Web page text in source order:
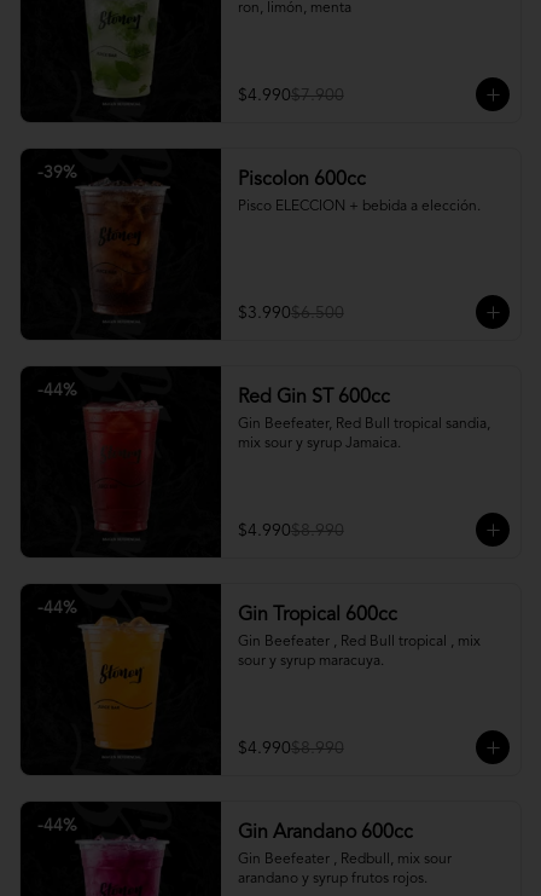
ron, limón, menta
$4.990$7.900
-39% Piscolon 600cc
Pisco ELECCION + bebida a elección.
$3.990$6.500
-44% Red Gin ST 600cc
Gin Beefeater, Red Bull tropical sandia,
mix sour y syrup Jamaica.
$4.990$8.990
-44% Gin Tropical 600cc
Gin Beefeater , Red Bull tropical , mix
sour y syrup maracuya.
$4.990$8.990
-44% Gin Arandano 600cc
Gin Beefeater , Redbull, mix sour
arandano y syrup frutos rojos.